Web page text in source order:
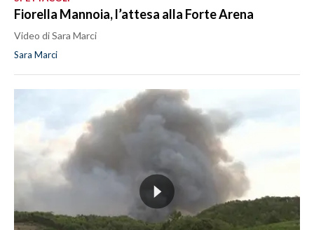
Fiorella Mannoia, l’attesa alla Forte Arena
Video di Sara Marci
Sara Marci